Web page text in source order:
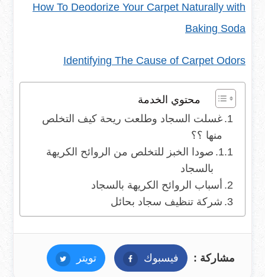
How To Deodorize Your Carpet Naturally with
Baking Soda
Identifying The Cause of Carpet Odors
محتوي الخدمة
غسلت السجاد وطلعت ريحة كيف التخلص
منها ؟؟
صودا الخبز للتخلص من الروائح الكريهة
بالسجاد
أسباب الروائح الكريهة بالسجاد
شركة تنظيف سجاد بحائل
مشاركة : فيسبوك فيسبوكتويتر تويتر